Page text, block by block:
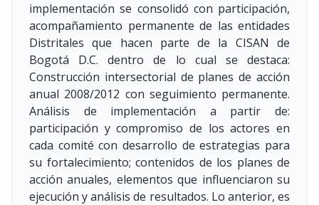
implementación se consolidó con participación,
acompañamiento permanente de las entidades
Distritales que hacen parte de la CISAN de
Bogotá D.C. dentro de lo cual se destaca:
Construcción intersectorial de planes de acción
anual 2008/2012 con seguimiento permanente.
Análisis de implementación a partir de:
participación y compromiso de los actores en
cada comité con desarrollo de estrategias para
su fortalecimiento; contenidos de los planes de
acción anuales, elementos que influenciaron su
ejecución y análisis de resultados. Lo anterior, es